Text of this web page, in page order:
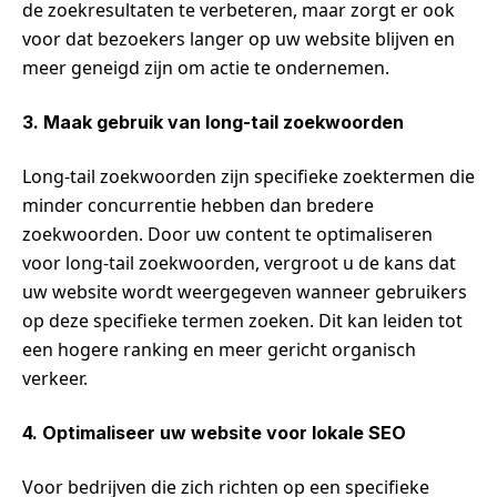
de zoekresultaten te verbeteren, maar zorgt er ook
voor dat bezoekers langer op uw website blijven en
meer geneigd zijn om actie te ondernemen.
3. Maak gebruik van long-tail zoekwoorden
Long-tail zoekwoorden zijn specifieke zoektermen die
minder concurrentie hebben dan bredere
zoekwoorden. Door uw content te optimaliseren
voor long-tail zoekwoorden, vergroot u de kans dat
uw website wordt weergegeven wanneer gebruikers
op deze specifieke termen zoeken. Dit kan leiden tot
een hogere ranking en meer gericht organisch
verkeer.
4. Optimaliseer uw website voor lokale SEO
Voor bedrijven die zich richten op een specifieke